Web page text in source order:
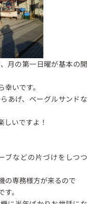
月の第一日曜が基本の開
いです。
あげ、ベーグルサンドな
しいですよ！
ブなどの片づけをしつつ
の専務様方が来るので
。